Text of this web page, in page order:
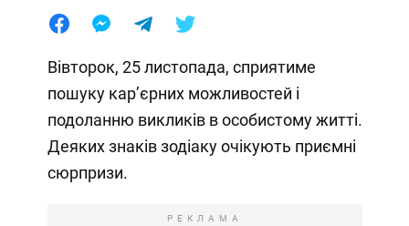
Вівторок, 25 листопада, сприятиме
пошуку кар’єрних можливостей і
подоланню викликів в особистому житті.
Деяких знаків зодіаку очікують приємні
сюрпризи.
РЕКЛАМА